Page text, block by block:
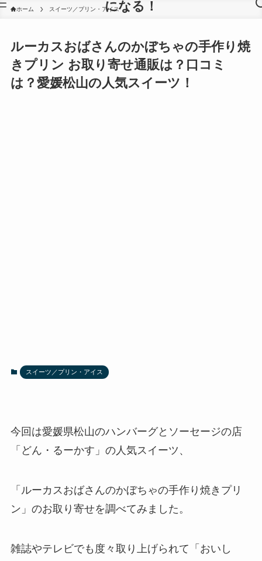
になる！
ホーム スイーツ／プリン・アイス
ルーカスおばさんのかぼちゃの手作り焼
きプリン お取り寄せ通販は？口コミ
は？愛媛松山の人気スイーツ！
スイーツ／プリン・アイス
今回は愛媛県松山のハンバーグとソーセージの店
「どん・るーかす」の人気スイーツ、
「ルーカスおばさんのかぼちゃの手作り焼きプリ
ン」のお取り寄せを調べてみました。
雑誌やテレビでも度々取り上げられて「おいし